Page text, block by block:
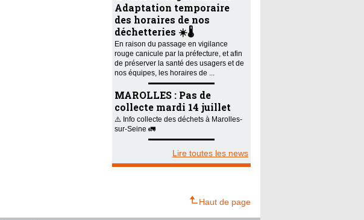
Adaptation temporaire
des horaires de nos
déchetteries ☀️🌡️
En raison du passage en vigilance
rouge canicule par la préfecture, et afin
de préserver la santé des usagers et de
nos équipes, les horaires de ...
MAROLLES : Pas de
collecte mardi 14 juillet
⚠️ Info collecte des déchets à Marolles-
sur-Seine 🚛
Lire toutes les news
Haut de page